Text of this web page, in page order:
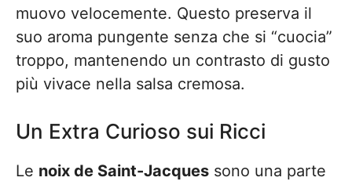
muovo velocemente. Questo preserva il
suo aroma pungente senza che si “cuocia”
troppo, mantenendo un contrasto di gusto
più vivace nella salsa cremosa.
Un Extra Curioso sui Ricci
Le noix de Saint-Jacques sono una parte